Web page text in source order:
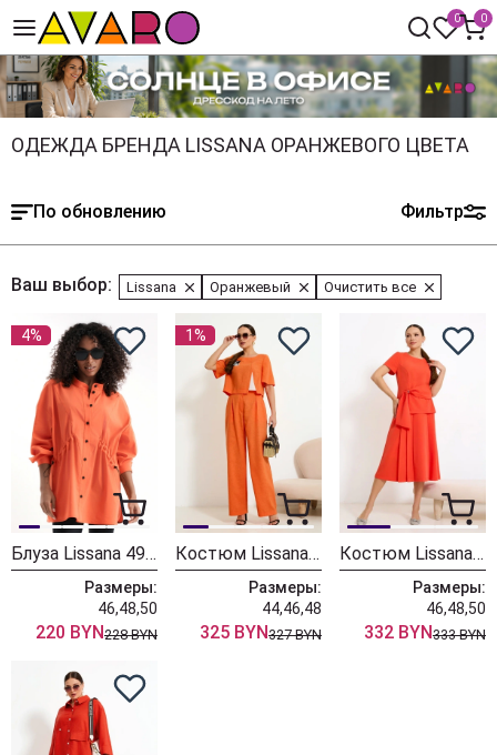
0 0
ОДЕЖДА БРЕНДА LISSANA ОРАНЖЕВОГО ЦВЕТА
По обновлению Фильтр
Ваш выбор: Lissana Оранжевый Очистить все
4%
Блуза Lissana 4976
Размеры:
46,48,50
220 BYN228 BYN
1%
Костюм Lissana 4923
Размеры:
44,46,48
325 BYN327 BYN
Костюм Lissana 4904
Размеры:
46,48,50
332 BYN333 BYN